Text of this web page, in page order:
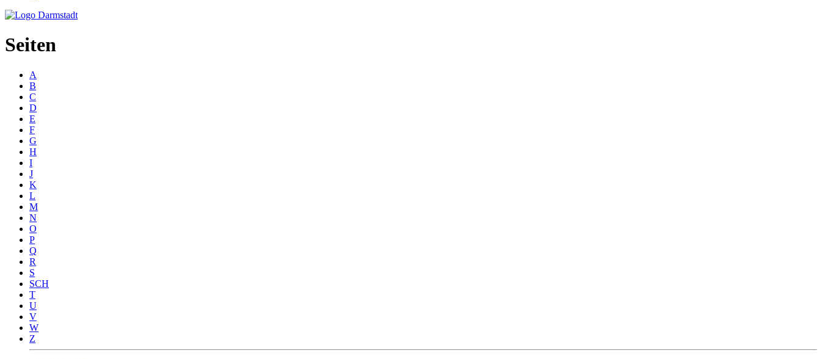
Seiten
A
B
C
D
E
F
G
H
I
J
K
L
M
N
O
P
Q
R
S
SCH
T
U
V
W
Z